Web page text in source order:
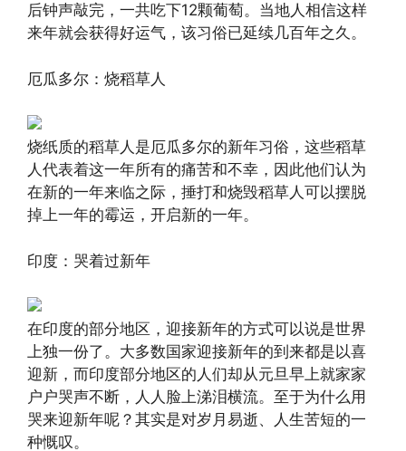
后钟声敲完，一共吃下12颗葡萄。当地人相信这样
来年就会获得好运气，该习俗已延续几百年之久。
厄瓜多尔：烧稻草人
烧纸质的稻草人是厄瓜多尔的新年习俗，这些稻草
人代表着这一年所有的痛苦和不幸，因此他们认为
在新的一年来临之际，捶打和烧毁稻草人可以摆脱
掉上一年的霉运，开启新的一年。
印度：哭着过新年
在印度的部分地区，迎接新年的方式可以说是世界
上独一份了。大多数国家迎接新年的到来都是以喜
迎新，而印度部分地区的人们却从元旦早上就家家
户户哭声不断，人人脸上涕泪横流。至于为什么用
哭来迎新年呢？其实是对岁月易逝、人生苦短的一
种慨叹。